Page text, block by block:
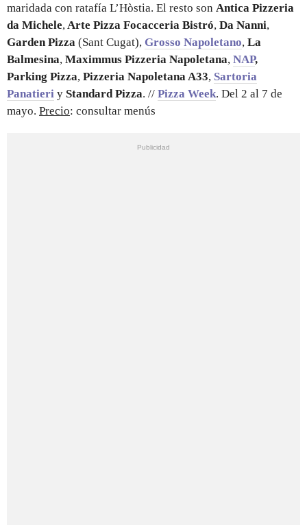
maridada con ratafía L’Hòstia. El resto son Antica Pizzeria
da Michele,Arte Pizza Focacceria Bistró, Da Nanni,
Garden Pizza (Sant Cugat), Grosso Napoletano, La
Balmesina, Maximmus Pizzeria Napoletana, NAP,
Parking Pizza, Pizzeria Napoletana A33, Sartoria
Panatieri y Standard Pizza. // Pizza Week. Del 2 al 7 de
mayo. Precio: consultar menús